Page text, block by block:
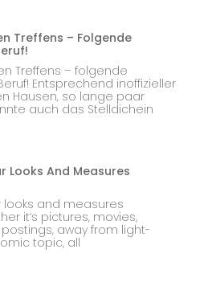
Treffens – Folgende
Treffens – folgende
Entsprechend inoffizieller
Hausen, so lange paar
auch das Stelldichein
Looks And Measures
and measures
it’s pictures, movies,
away from light-
topic, all